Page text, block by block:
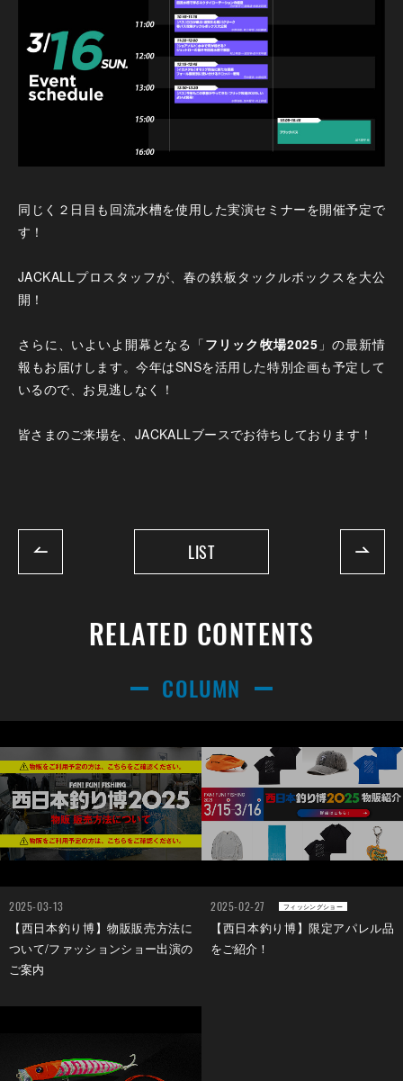
同じく２日目も回流水槽を使用した実演セミナーを開催予定で
す！
JACKALLプロスタッフが、春の鉄板タックルボックスを大公
開！
さらに、いよいよ開幕となる「フリック牧場2025 」の最新情
報もお届けします。今年はSNSを活用した特別企画も予定して
いるので、お見逃しなく！
皆さまのご来場を、JACKALLブースでお待ちしております！
LIST
RELATED CONTENTS
COLUMN
2025-03-13
【西日本釣り博】物販販売方法に
ついて/ファッションショー出演の
ご案内
2025-02-27 フィッシングショー
【西日本釣り博】限定アパレル品
をご紹介！